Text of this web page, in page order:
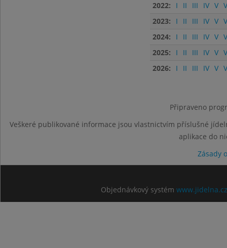
2022:
I II III IV V
2023:
I II III IV V
2024:
I II III IV V
2025:
I II III IV V
2026:
I II III IV V
Připraveno
Veškeré publikované informace jsou vlastnictvím příslušné
aplikace do
Zásady
Objednávkový systém www.jidelna.cz